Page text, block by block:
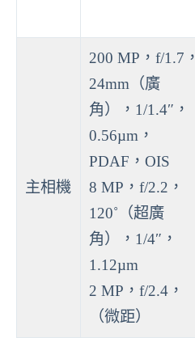
主相機
200 MP，f/1.7，
24mm（廣
角），1/1.4″，
0.56µm，
PDAF，OIS
8 MP，f/2.2，
120˚（超廣
角），1/4″，
1.12µm
2 MP，f/2.4，
（微距）